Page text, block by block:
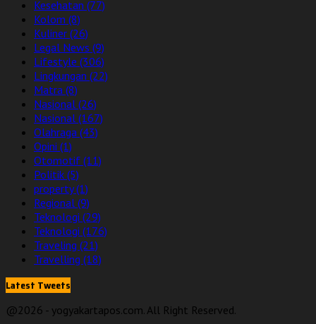
Kesehatan (77)
Kolom (8)
Kuliner (26)
Legal News (9)
Lifestyle (306)
Lingkungan (22)
Matra (8)
Nasional (26)
Nasional (167)
Olahraga (43)
Opini (1)
Otomotif (11)
Politik (5)
property(1)
Regional (9)
Teknologi (29)
Teknologi (176)
Traveling (21)
Travelling (18)
Latest Tweets
@2026 - yogyakartapos.com. All Right Reserved.